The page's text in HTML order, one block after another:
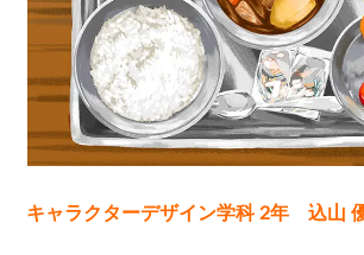
キャラクターデザイン学科 2年 込山